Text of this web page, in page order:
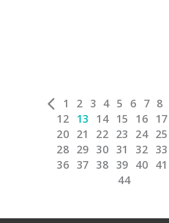
1 2 3 4 5 6 7 8
12 13 14 15 16 17
20 21 22 23 24 25
28 29 30 31 32 33
36 37 38 39 40 41
44